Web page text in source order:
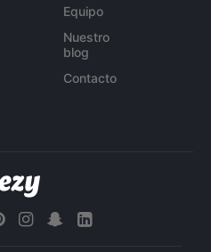
Equipo
Nuestro
blog
Contacto